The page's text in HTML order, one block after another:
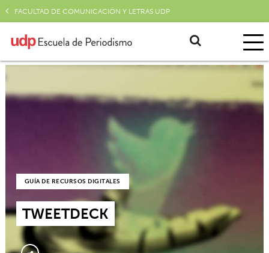
FACULTAD DE COMUNICACIÓN Y LETRAS UDP
GUÍA DE RECURSOS DIGITALES
TWEETDECK